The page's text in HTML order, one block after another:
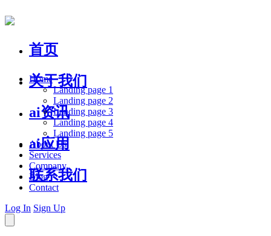
首页
关于我们
ai资讯
ai应用
联系我们
Home
Landing page 1
Landing page 2
Landing page 3
Landing page 4
Landing page 5
About Us
Services
Company
Blog
Contact
Log In Sign Up